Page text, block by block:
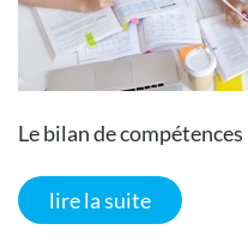
Le bilan de compétences
lire la suite